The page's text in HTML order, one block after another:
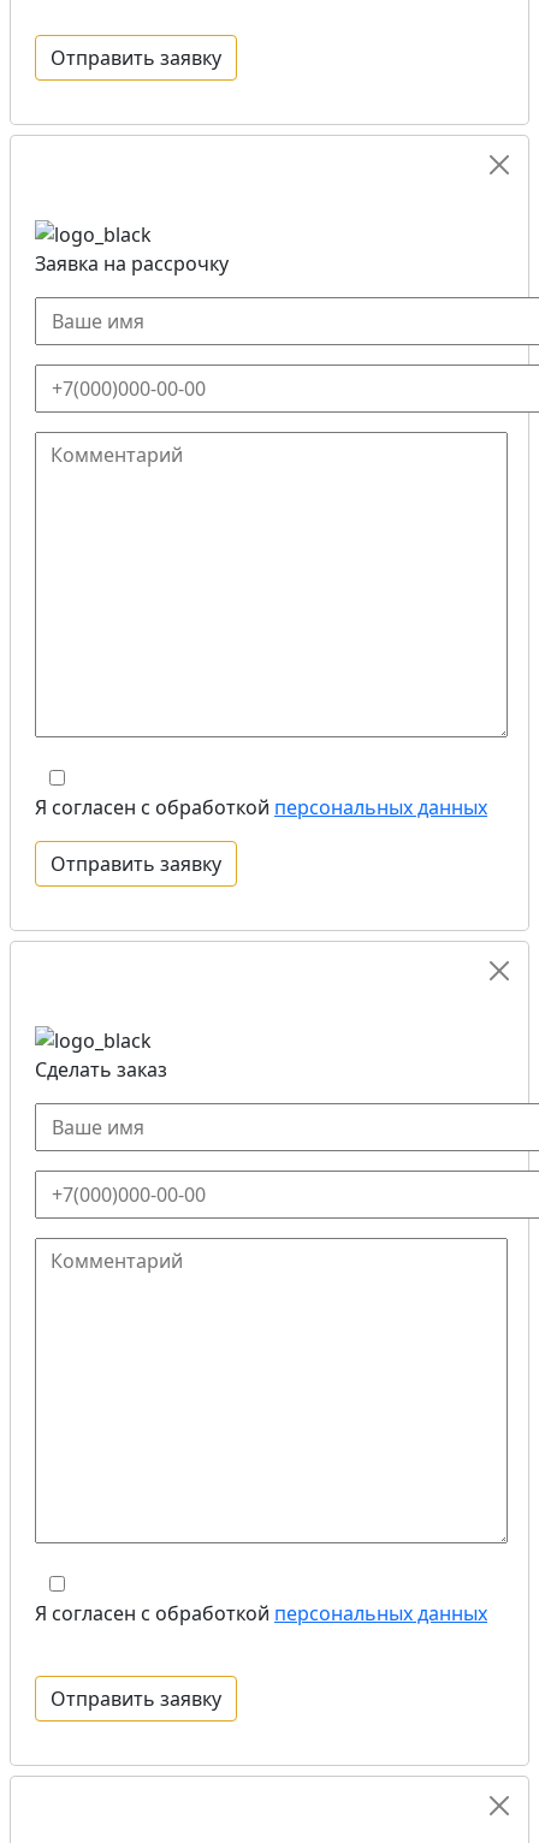
Заявка на рассрочку
Я согласен с обработкой персональных данных
Сделать заказ
Я согласен с обработкой персональных данных